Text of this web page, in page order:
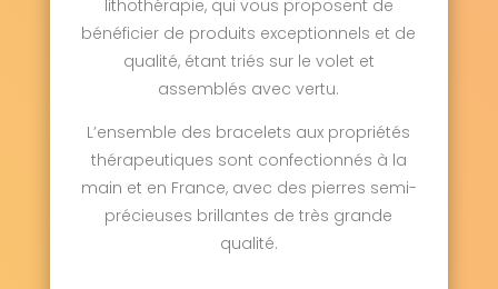
lithothérapie, qui vous proposent de
bénéficier de produits exceptionnels et de
qualité, étant triés sur le volet et
assemblés avec vertu.
L’ensemble des bracelets aux propriétés
thérapeutiques sont confectionnés à la
main et en France, avec des pierres semi-
précieuses brillantes de très grande
qualité.